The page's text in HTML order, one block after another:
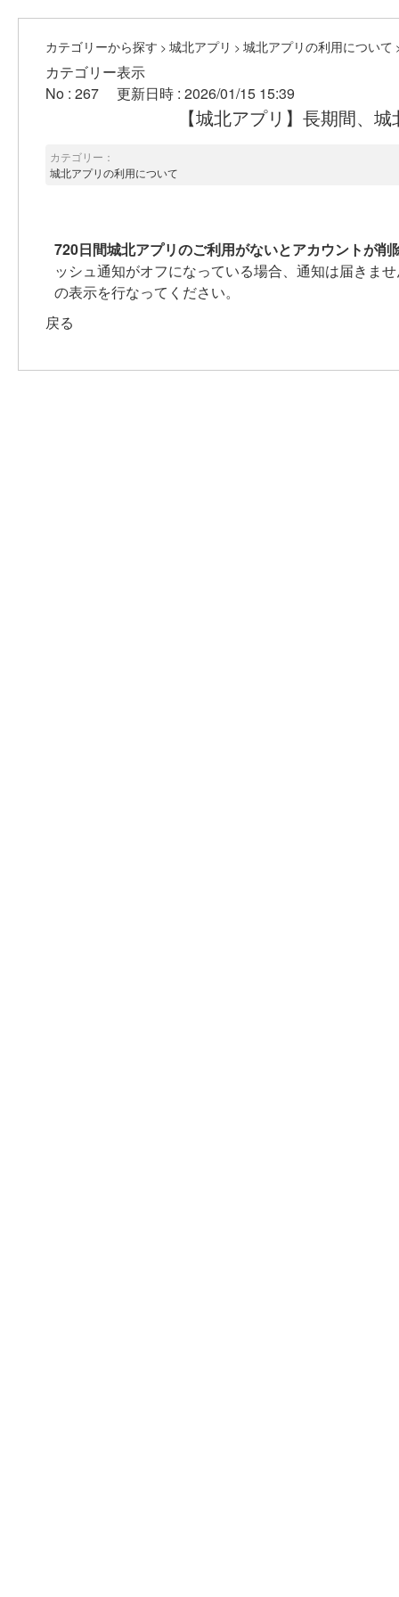
カテゴリーから探す > 城北アプリ > 城北アプリの利用について
カテゴリー表示
No : 267
更新日時 : 2026/01/15 15:39
【城北アプリ】長期間、
カテゴリー：
城北アプリの利用について
720日間城北アプリのご利用がないとアカウントが削
ッシュ通知がオフになっている場合、通知は届きま
の表示を行なってください。
戻る